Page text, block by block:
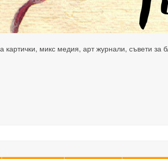
картички, микс медия, арт журнали, съвети